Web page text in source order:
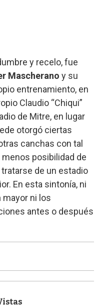
y recelo, fue
Mascherano y su
entrenamiento, en
Claudio “Chiqui”
de Mitre, en lugar
otorgó ciertas
canchas con tal
posibilidad de
de un estadio
En esta sintonía, ni
mayor ni los
antes o después